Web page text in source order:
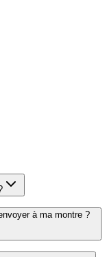
à ma montre ?